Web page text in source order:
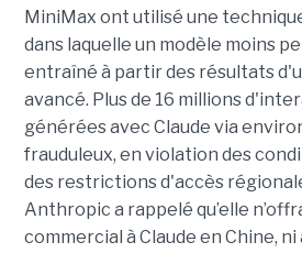
MiniMax ont utilisé une
dans laquelle un modèle moins
entraîné à partir des résultats
avancé. Plus de 16 millions
générées avec Claude via
frauduleux, en violation des
des restrictions d'accès
Anthropic a rappelé qu’elle
commercial à Claude en Chine,